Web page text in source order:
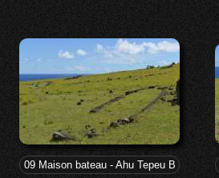
09 Maison bateau - Ahu Tepeu B